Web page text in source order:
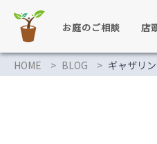
お庭のご相談 店
HOME BLOG ギャザリ